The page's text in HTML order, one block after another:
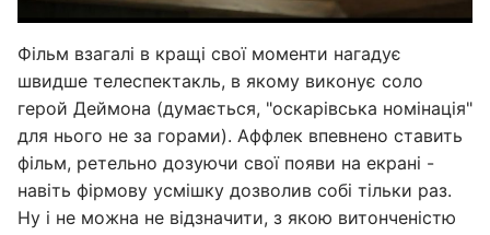
Фільм взагалі в кращі свої моменти нагадує
швидше телеспектакль, в якому виконує соло
герой Деймона (думається, "оскарівська номінація"
для нього не за горами). Аффлек впевнено ставить
фільм, ретельно дозуючи свої появи на екрані -
навіть фірмову усмішку дозволив собі тільки раз.
Ну і не можна не відзначити, з якою витонченістю